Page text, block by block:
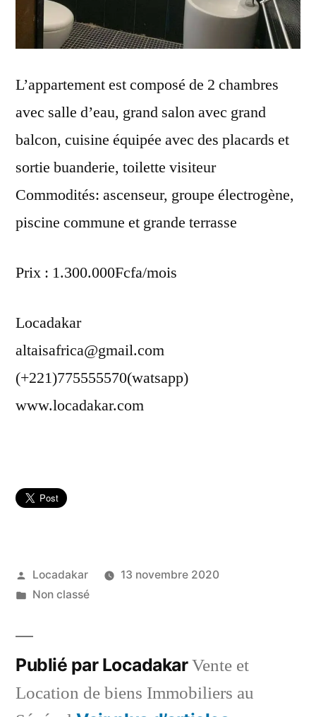
L’appartement est composé de 2 chambres
avec salle d’eau, grand salon avec grand
balcon, cuisine équipée avec des placards et
sortie buanderie, toilette visiteur
Commodités: ascenseur, groupe électrogène,
piscine commune et grande terrasse
Prix : 1.300.000Fcfa/mois
Locadakar
altaisafrica@gmail.com
(+221)775555570(watsapp)
www.locadakar.com
Publié
par
Locadakar
13 novembre 2020
Publié
Non classé
Publié par LocadakarVente et
Location de biens Immobiliers au